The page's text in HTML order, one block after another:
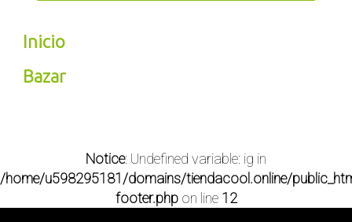
Inicio
Bazar
Notice: Undefined variable: ig in
/home/u598295181/domains/tiendacool.online/
footer.phpon line 12